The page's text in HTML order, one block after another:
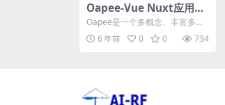
Oapee-Vue Nuxt应用程
序登录页模板
Oapee是一个多概念、丰富多彩
的SEO应用程序登录页面Vue Nu
xt模板。它...
6 年前 0 0 734